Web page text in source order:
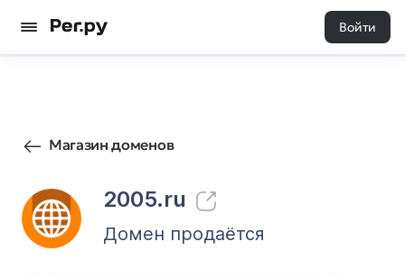
Войти
Магазин доменов
2005.ru
1067 0
Домен продаётся